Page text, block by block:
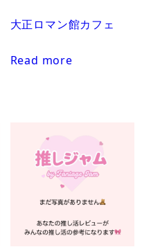
大正ロマン館カフェ
Read more